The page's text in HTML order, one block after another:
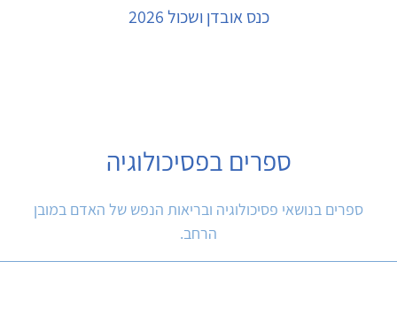
כנס אובדן ושכול 2026
ספרים בפסיכולוגיה
ספרים בנושאי פסיכולוגיה ובריאות הנפש של האדם במובן
הרחב.